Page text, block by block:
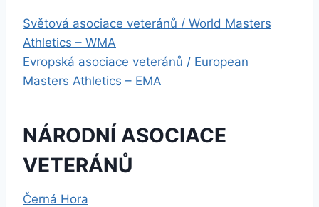
Světová asociace veteránů / World Masters
Athletics – WMA
Evropská asociace veteránů / European
Masters Athletics – EMA
NÁRODNÍ ASOCIACE
VETERÁNŮ
Černá Hora